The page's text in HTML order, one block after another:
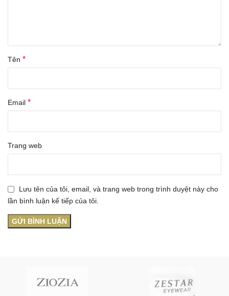
Tên *
Email *
Trang web
Lưu tên của tôi, email, và trang web trong trình duyệt này cho
lần bình luận kế tiếp của tôi.